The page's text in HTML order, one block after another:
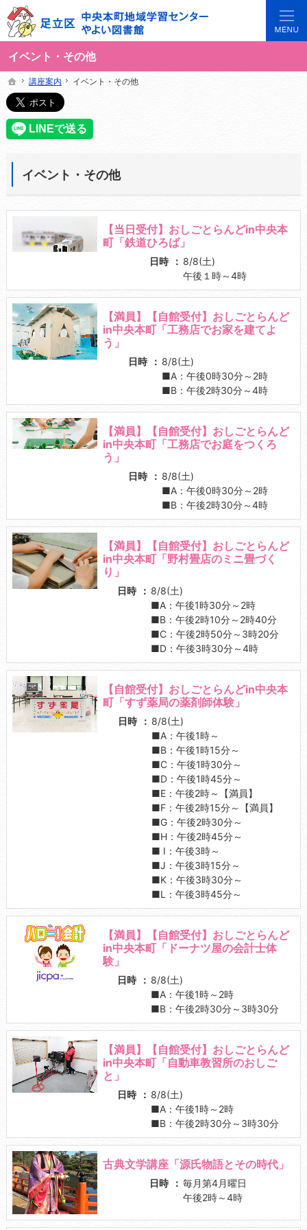
イベント・その他
3世代で楽しめる地域のひろば。当サイトでは地域の講座や施設をご案内しています。
足立区中央本町地域学習センターや図書館の総合案内サイト
ホーム
講座案内 イベント・その他
イベント・その他
【当日受付】おしごとらんどin中央本
町「鉄道ひろば」
日時
8/8(土)
午後１時～4時
【満員】【自館受付】おしごとらんど
in中央本町「工務店でお家を建てよ
う」
日時
8/8(土)
■A：午後0時30分～2時
■B：午後2時30分～4時
【満員】【自館受付】おしごとらんど
in中央本町「工務店でお庭をつくろ
う」
日時
8/8(土)
■A：午後0時30分～2時
■B：午後2時30分～4時
【満員】【自館受付】おしごとらんど
in中央本町「野村畳店のミニ畳づく
り」
日時
8/8(土)
■A：午後1時30分～2時
■B：午後2時10分～2時40分
■C：午後2時50分～3時20分
■D：午後3時30分～4時
【自館受付】おしごとらんどin中央本
町「すず薬局の薬剤師体験」
日時
8/8(土)
■A：午後1時～
■B：午後1時15分～
■C：午後1時30分～
■D：午後1時45分～
■E：午後2時～【満員】
■F：午後2時15分～【満員】
■G：午後2時30分～
■H：午後2時45分～
■ I：午後3時～
■J：午後3時15分～
■K：午後3時30分～
■L：午後3時45分～
【満員】【自館受付】おしごとらんど
in中央本町「ドーナツ屋の会計士体
験」
日時
8/8(土)
■A：午後1時～2時
■B：午後2時30分～3時30分
【満員】【自館受付】おしごとらんど
in中央本町「自動車教習所のおしご
と」
日時
8/8(土)
■A：午後1時～2時
■B：午後2時30分～3時30分
古典文学講座「源氏物語とその時代」
日時
毎月第4月曜日
午後2時～4時
ホーム
講座案内 イベント・その他